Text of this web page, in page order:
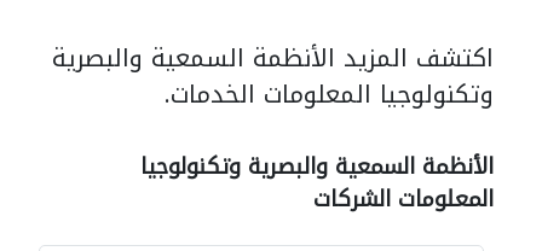
اكتشف المزيد الأنظمة السمعية والبصرية
وتكنولوجيا المعلومات الخدمات.
الأنظمة السمعية والبصرية وتكنولوجيا
المعلومات الشركات